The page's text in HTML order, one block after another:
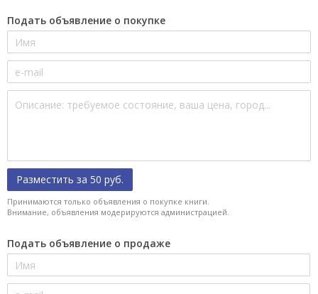
Подать объявление о покупке
Разместить за 50 руб.
Принимаются только объявления о покупке книги.
Внимание, объявления модерируются администрацией.
Подать объявление о продаже